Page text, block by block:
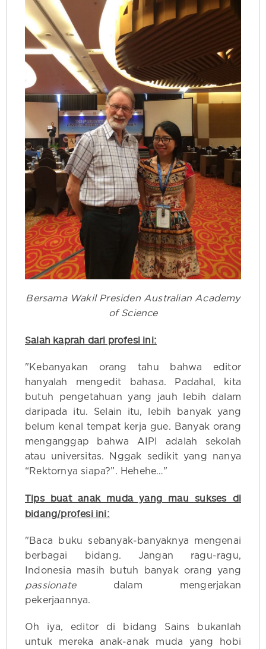
Bersama Wakil Presiden Australian Academy
of Science
Salah kaprah dari profesi ini:
"Kebanyakan orang tahu bahwa editor
hanyalah mengedit bahasa. Padahal, kita
butuh pengetahuan yang jauh lebih dalam
daripada itu. Selain itu, lebih banyak yang
belum kenal tempat kerja gue. Banyak orang
menganggap bahwa AIPI adalah sekolah
atau universitas. Nggak sedikit yang nanya
“Rektornya siapa?”. Hehehe…"
Tips buat anak muda yang mau sukses di
bidang/profesi ini:
"Baca buku sebanyak-banyaknya mengenai
berbagai bidang. Jangan ragu-ragu,
Indonesia masih butuh banyak orang yang
passionatedalam mengerjakan
pekerjaannya.
Oh iya, editor di bidang Sains bukanlah
untuk mereka anak-anak muda yang hobi